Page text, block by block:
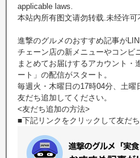
applicable laws.
本站內所有图文请勿转载.未经许
進撃のグルメのおすすめ記事が
チェーン店の新メニューやコンビ
まとめてお届けするアカウント・
ート」の配信がスタート。
毎週火・木曜日の17時04分、土
友だち追加してください。
<友だち追加の方法>
■下記リンクをクリックして友だ